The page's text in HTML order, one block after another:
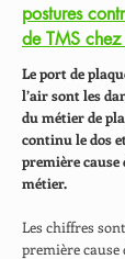
postures
de TMS
Le port de
l’air sont les
du métier de
continu le dos
première cause
métier.
Les chiffres
première cause